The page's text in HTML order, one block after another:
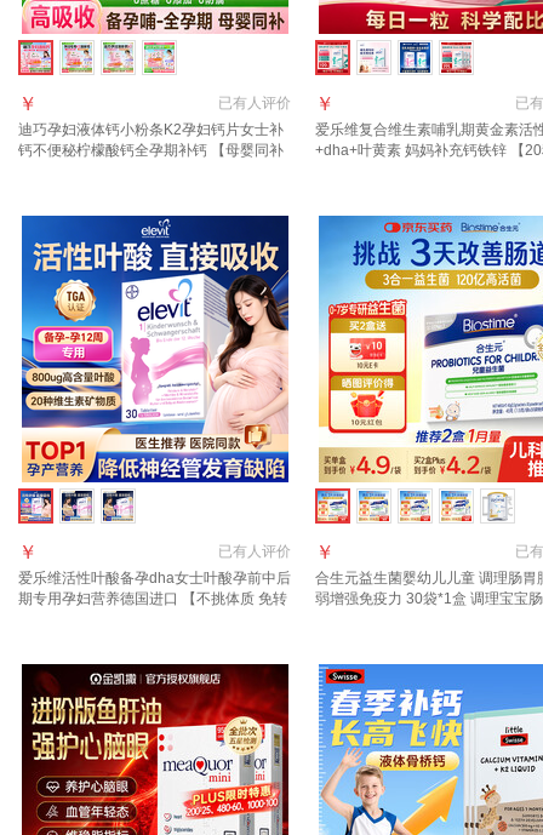
已有人评价
￥
迪巧孕妇液体钙小粉条K2孕妇钙片女士补
钙不便秘柠檬酸钙全孕期补钙 【母婴同补
已有
￥
爱乐维复合维生素哺乳期黄金素活
+dha+叶黄素 妈妈补充钙铁锌 【
已有人评价
￥
爱乐维活性叶酸备孕dha女士叶酸孕前中后
期专用孕妇营养德国进口 【不挑体质 免转
已有
￥
合生元益生菌婴幼儿儿童 调理肠胃
弱增强免疫力 30袋*1盒 调理宝宝